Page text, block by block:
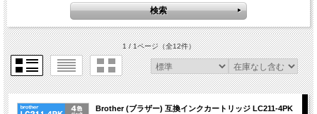
1 / 1ページ（全12件）
Brother (ブラザー) 互換インクカートリッジ LC211-4PK